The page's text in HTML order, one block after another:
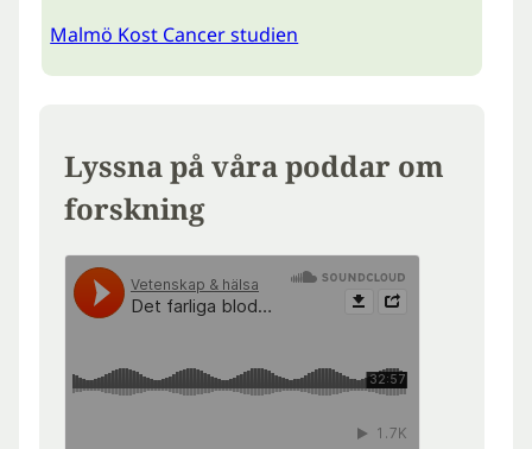
Malmö Kost Cancer studien
Lyssna på våra poddar om
forskning